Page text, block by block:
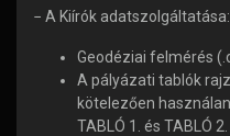
− A Kiírók adatszolgáltatása:
Geodéziai felmérés
A pályázati tablók
kötelezően
TABLÓ 1. és TABLÓ